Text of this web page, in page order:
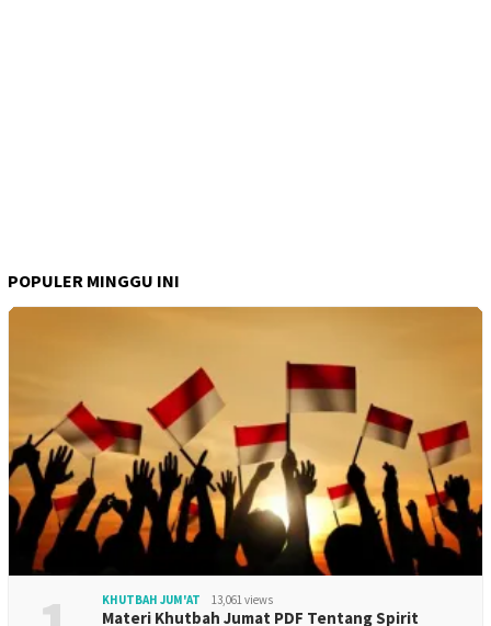
POPULER MINGGU INI
KHUTBAH JUM'AT 13,061 views
Materi Khutbah Jumat PDF Tentang Spirit